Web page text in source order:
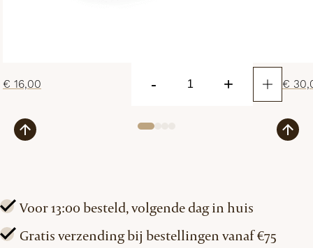
€ 16,00 -
Blemish
+ €
Voor 13:00 besteld, volgende dag in huis
Gratis verzending bij bestellingen vanaf €75